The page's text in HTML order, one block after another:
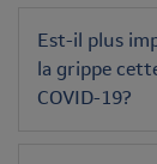
Est-il plus
la grippe
COVID-19?